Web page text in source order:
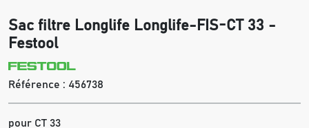
Sac filtre Longlife Longlife-FIS-CT 33 -
Festool
Référence : 456738
pour CT 33